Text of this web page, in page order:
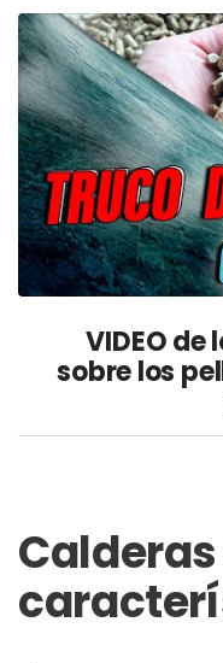
VIDEO
sobre los